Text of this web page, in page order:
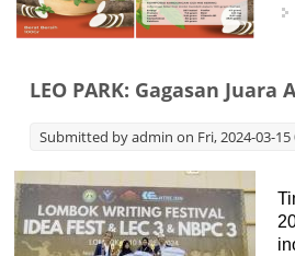
LEO PARK: Gagasan
Submitted byadmin on Fri, 2024-03-15